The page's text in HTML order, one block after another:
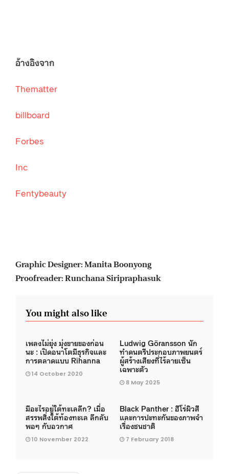
อ้างอิงจาก
Thematter
billboard
Forbes
Inc
Fentybeauty
Graphic Designer: Manita Boonyong
Proofreader: Runchana Siripraphasuk
You might also like
เพลงไม่ยุ่ง มุ่งขายของก่อน
นะ : เปิดอนาโตมีธุรกิจและ
การตลาดแบบ Rihanna
14 October 2020
Ludwig Göransson นัก
ทำดนตรีประกอบภาพยนตร์
ผู้สร้างเสียงที่ไร้ลายเซ็น
เฉพาะตัว
8 May 2025
มีอะไรอยู่ใต้ทะเลลึก? เมื่อ
สรรพสิ่งใต้ท้องทะเล ลึกลับ
พอๆ กับอวกาศ
10 November 2022
Black Panther : ฮีโร่ผิวสี
และการปะทะกันของภาพจำ
เรื่องชนชาติ
7 February 2018